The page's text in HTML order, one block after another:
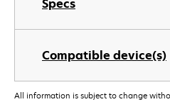
Specs
Compatible device(s)
All information is subject to change